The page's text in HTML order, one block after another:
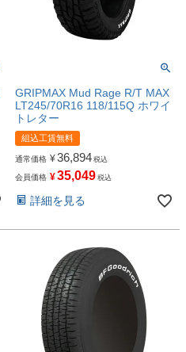
GRIPMAX Mud Rage R/T MAX
LT245/70R16 118/115Q ホワイ
トレター
組込工賃無料
通常価格 ¥36,894 税込
会員価格 ¥35,049 税込
詳細を見る